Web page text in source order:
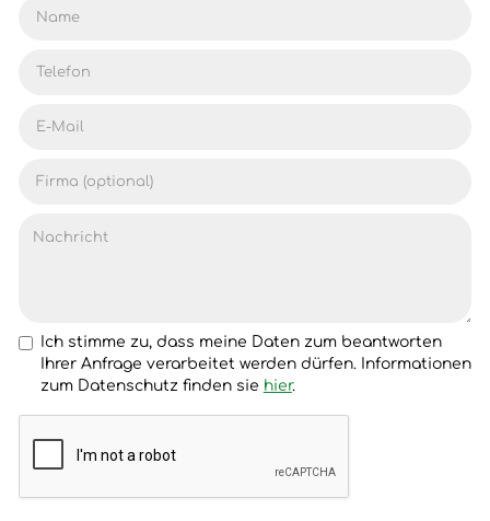
Ich stimme zu, dass meine Daten zum beantworten
Ihrer Anfrage verarbeitet werden dürfen. Informationen
zum Datenschutz finden sie hier.